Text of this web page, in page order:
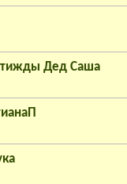
Дед Саша